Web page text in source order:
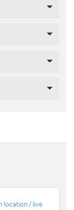
location / live